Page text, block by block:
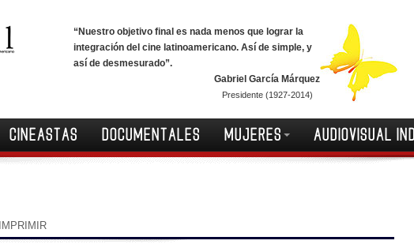
“Nuestro objetivo final es nada menos que lograr la
integración del cine latinoamericano. Así de simple, y
así de desmesurado”.
Gabriel García Márquez
Presidente (1927-2014)
CINEASTAS DOCUMENTALES MUJERES AUDIOVISUAL
IMPRIMIR